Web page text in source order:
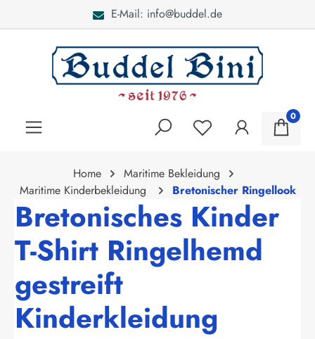
Bei Fragen: 040 -
0
Home
Maritime Bekleidung
Maritime Kinderbekleidung
Bretonischer Ringellook
Bretonisches Kinder
T-Shirt Ringelhemd
gestreift
Kinderkleidung